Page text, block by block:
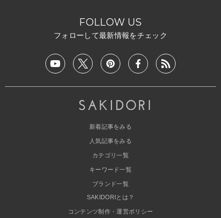
FOLLOW US
フォローして最新情報をチェック
新着記事をみる
人気記事をみる
カテゴリ一覧
キーワード一覧
ブランド一覧
SAKIDORIとは？
コンテンツ制作・運営ポリシー